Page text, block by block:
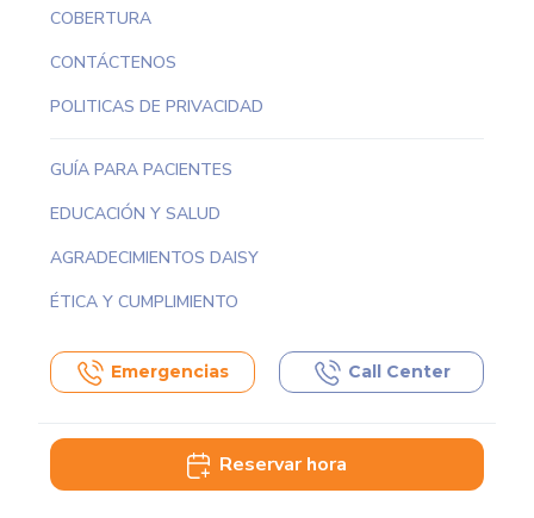
COBERTURA
CONTÁCTENOS
POLITICAS DE PRIVACIDAD
GUÍA PARA PACIENTES
EDUCACIÓN Y SALUD
AGRADECIMIENTOS DAISY
ÉTICA Y CUMPLIMIENTO
Emergencias Call Center
Reservar hora